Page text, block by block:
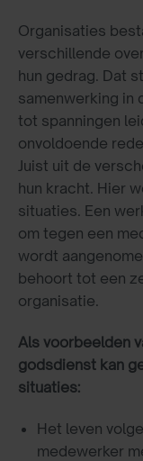
Organisaties
verschillende
hun gedrag. Dat
samenwerking in
tot spanningen
onvoldoende
Juist uit de
hun kracht. Hier
situaties. Een
om tegen een
wordt
behoort tot een
organisatie.
Als voorbeelden
godsdienst kan
situaties:
Het leven
medewerker